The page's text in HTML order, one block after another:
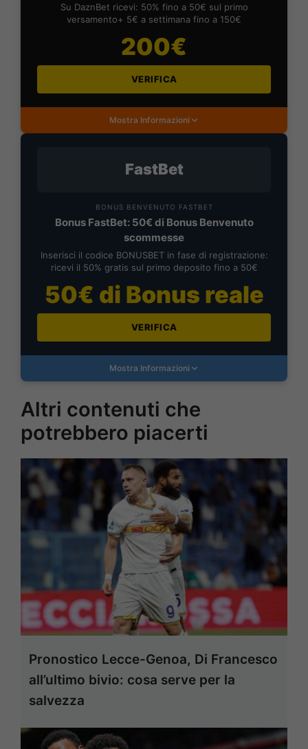
Su DaznBet ricevi: 50% fino a 50€ sul primo
versamento+ 5€ a settimana fino a 150€
200€
VERIFICA
Mostra Informazioni
FastBet
BONUS BENVENUTO FASTBET
Bonus FastBet: 50€ di Bonus Benvenuto
scommesse
Inserisci il codice BONUSBET in fase di registrazione:
ricevi il 50% gratis sul primo deposito fino a 50€
50€ di Bonus reale
VERIFICA
Mostra Informazioni
Altri contenuti che
potrebbero piacerti
Pronostico Lecce-Genoa, Di Francesco
all’ultimo bivio: cosa serve per la
salvezza